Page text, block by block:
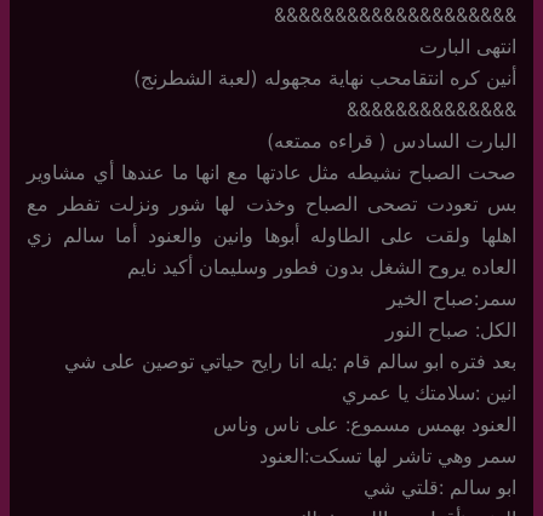
&&&&&&&&&&&&&&&&&&&&
انتهى البارت
أنين كره انتقامحب نهاية مجهوله (لعبة الشطرنج)
&&&&&&&&&&&&&&
البارت السادس ( قراءه ممتعه)
صحت الصباح نشيطه مثل عادتها مع انها ما عندها أي مشاوير
بس تعودت تصحى الصباح وخذت لها شور ونزلت تفطر مع
اهلها ولقت على الطاوله أبوها وانين والعنود أما سالم زي
العاده يروح الشغل بدون فطور وسليمان أكيد نايم
سمر:صباح الخير
الكل: صباح النور
بعد فتره ابو سالم قام :يله انا رايح حياتي توصين على شي
انين :سلامتك يا عمري
العنود بهمس مسموع: على ناس وناس
سمر وهي تاشر لها تسكت:العنود
ابو سالم :قلتي شي